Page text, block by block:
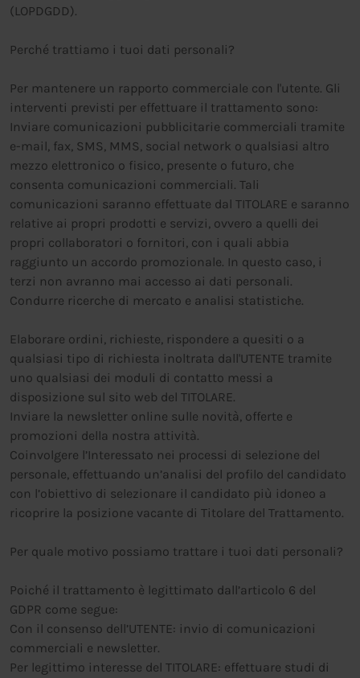
(LOPDGDD).
Perché trattiamo i tuoi dati personali?
Per mantenere un rapporto commerciale con l'utente. Gli
interventi previsti per effettuare il trattamento sono:
Inviare comunicazioni pubblicitarie commerciali tramite
e-mail, fax, SMS, MMS, social network o qualsiasi altro
mezzo elettronico o fisico, presente o futuro, che
consenta comunicazioni commerciali. Tali
comunicazioni saranno effettuate dal TITOLARE e saranno
relative ai propri prodotti e servizi, ovvero a quelli dei
propri collaboratori o fornitori, con i quali abbia
raggiunto un accordo promozionale. In questo caso, i
terzi non avranno mai accesso ai dati personali.
Condurre ricerche di mercato e analisi statistiche.
Elaborare ordini, richieste, rispondere a quesiti o a
qualsiasi tipo di richiesta inoltrata dall'UTENTE tramite
uno qualsiasi dei moduli di contatto messi a
disposizione sul sito web del TITOLARE.
Inviare la newsletter online sulle novità, offerte e
promozioni della nostra attività.
Coinvolgere l’Interessato nei processi di selezione del
personale, effettuando un’analisi del profilo del candidato
con l’obiettivo di selezionare il candidato più idoneo a
ricoprire la posizione vacante di Titolare del Trattamento.
Per quale motivo possiamo trattare i tuoi dati personali?
Poiché il trattamento è legittimato dall’articolo 6 del
GDPR come segue:
Con il consenso dell’UTENTE: invio di comunicazioni
commerciali e newsletter.
Per legittimo interesse del TITOLARE: effettuare studi di